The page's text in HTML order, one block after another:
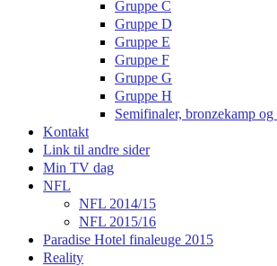
Gruppe C
Gruppe D
Gruppe E
Gruppe F
Gruppe G
Gruppe H
Semifinaler, bronzekamp
Kontakt
Link til andre sider
Min TV dag
NFL
NFL 2014/15
NFL 2015/16
Paradise Hotel finaleuge 2015
Reality